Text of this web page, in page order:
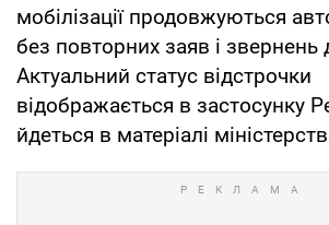
мобілізації продовжуються
без повторних заяв і
Актуальний статус відстрочки
відображається в застосунку
йдеться в матеріалі